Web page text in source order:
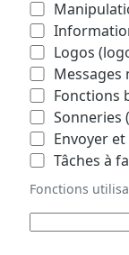
Logos
Messages
Fonctions
Sonneries
Envoyer
Tâches à
Fonctions